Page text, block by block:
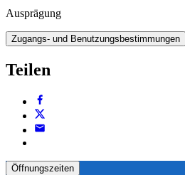
Ausprägung
Zugangs- und Benutzungsbestimmungen
Teilen
Öffnungszeiten